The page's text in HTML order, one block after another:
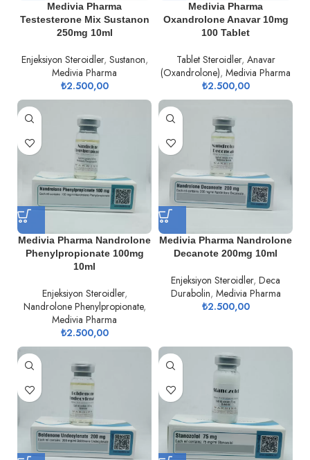
Medivia Pharma
Testesterone Mix Sustanon
250mg 10ml
Enjeksiyon Steroidler, Sustanon,
Medivia Pharma
₺2.500,00
Medivia Pharma
Oxandrolone Anavar 10mg
100 Tablet
Tablet Steroidler, Anavar
(Oxandrolone), Medivia Pharma
₺2.500,00
Medivia Pharma Nandrolone
Phenylpropionate 100mg
10ml
Enjeksiyon Steroidler,
Nandrolone Phenylpropionate,
Medivia Pharma
₺2.500,00
Medivia Pharma Nandrolone
Decanote 200mg 10ml
Enjeksiyon Steroidler, Deca
Durabolin, Medivia Pharma
₺2.500,00